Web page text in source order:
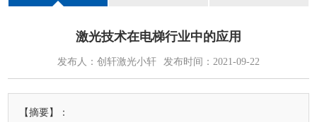
激光技术在电梯行业中的应用
发布人：创轩激光小轩 发布时间：2021-09-22
【摘要】：